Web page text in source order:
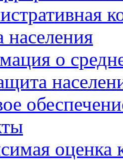
населения
о
оценка